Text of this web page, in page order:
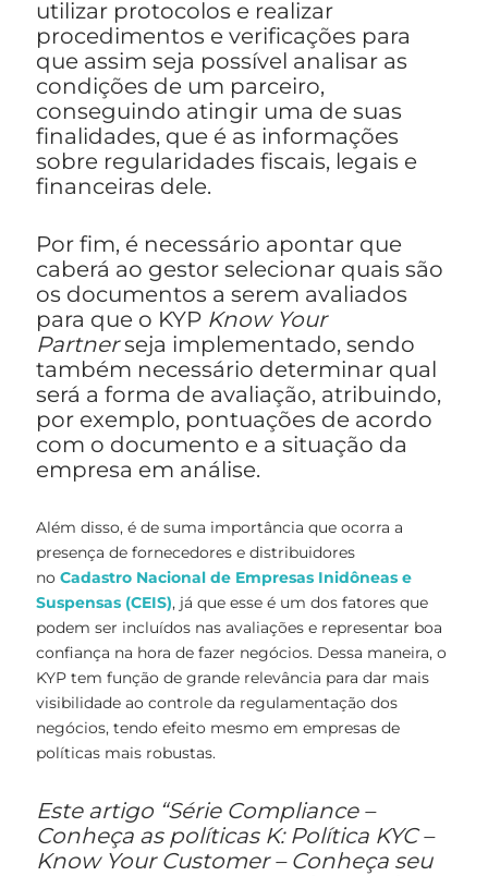
utilizar protocolos e realizar
procedimentos e verificações para
que assim seja possível analisar as
condições de um parceiro,
conseguindo atingir uma de suas
finalidades, que é as informações
sobre regularidades fiscais, legais e
financeiras dele.
Por fim, é necessário apontar que
caberá ao gestor selecionar quais são
os documentos a serem avaliados
para que o KYP Know Your
Partnerseja implementado, sendo
também necessário determinar qual
será a forma de avaliação, atribuindo,
por exemplo, pontuações de acordo
com o documento e a situação da
empresa em análise.
Além disso, é de suma importância que ocorra a
presença de fornecedores e distribuidores
no Cadastro Nacional de Empresas Inidôneas e
Suspensas (CEIS), já que esse é um dos fatores que
podem ser incluídos nas avaliações e representar boa
confiança na hora de fazer negócios. Dessa maneira, o
KYP tem função de grande relevância para dar mais
visibilidade ao controle da regulamentação dos
negócios, tendo efeito mesmo em empresas de
políticas mais robustas.
Este artigo “Série Compliance –
Conheça as políticas K: Política KYC –
Know Your Customer – Conheça seu